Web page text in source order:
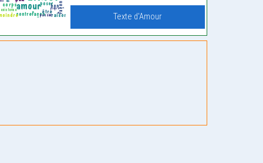
Texte d'Amour